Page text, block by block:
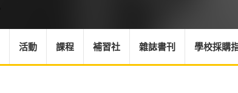
活動 課程 補習社 雜誌書刊 學校採購